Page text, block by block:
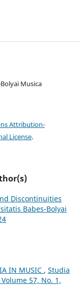
Musica
Attribution-
License.
Discontinuities
Babes-Bolyai
IN MUSIC , Studia
57, No. 1,